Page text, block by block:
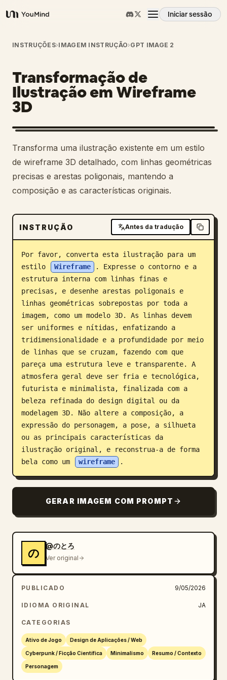
YouMind
Iniciar sessão
Visão geral
Casos de uso
Habilidades
Prompts
Preços
Blogue
Atualizações
INSTRUÇÕES›IMAGEM INSTRUÇÃO›GPT IMAGE 2
Transformação de
Ilustração em Wireframe
3D
Transforma uma ilustração existente em um estilo
de wireframe 3D detalhado, com linhas geométricas
precisas e arestas poligonais, mantendo a
composição e as características originais.
INSTRUÇÃO Antes da tradução
Por favor, converta esta ilustração para um
estilo
Wireframe
. Expresse o contorno e a
estrutura interna com linhas finas e
precisas, e desenhe arestas poligonais e
linhas geométricas sobrepostas por toda a
imagem, como um modelo 3D. As linhas devem
ser uniformes e nítidas, enfatizando a
tridimensionalidade e a profundidade por meio
de linhas que se cruzam, fazendo com que
pareça uma estrutura leve e transparente. A
atmosfera geral deve ser fria e tecnológica,
futurista e minimalista, finalizada com a
beleza refinada do design digital ou da
modelagem 3D. Não altere a composição, a
expressão do personagem, a pose, a silhueta
ou as principais características da
ilustração original, e reconstrua-a de forma
bela como um
wireframe .
GERAR IMAGEM COM PROMPT
の
@のとろ
Ver original
PUBLICADO 9/05/2026
IDIOMA ORIGINAL JA
CATEGORIAS
Ativo de Jogo Design de Aplicações / Web
Cyberpunk / Ficção Científica Minimalismo Resumo / Contexto
Personagem